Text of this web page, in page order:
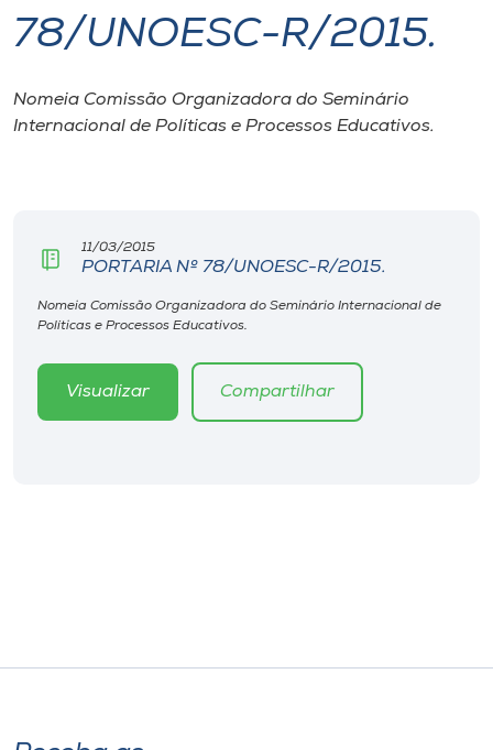
I.nova
Diplomados
CPA
Biblioteca
Editora
78/UNOESC-R/2015.
Nomeia Comissão Organizadora do Seminário
Internacional de Políticas e Processos Educativos.
11/03/2015
PORTARIA Nº 78/UNOESC-R/2015.
Nomeia Comissão Organizadora do Seminário Internacional de
Políticas e Processos Educativos.
Visualizar Compartilhar